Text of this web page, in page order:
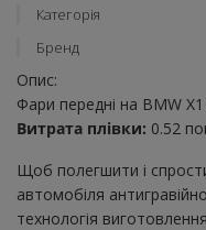
Категорія
Бренд
Опис:
Фари передні на BMW
Витрата плівки: 0.52
Щоб полегшити і
автомобіля
технологія